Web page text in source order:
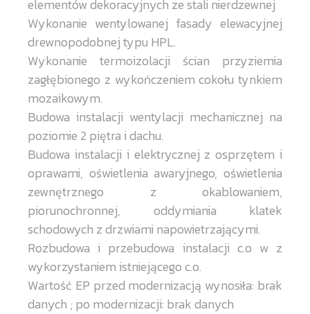
elementów dekoracyjnych ze stali nierdzewnej
Wykonanie wentylowanej fasady elewacyjnej
drewnopodobnej typu HPL.
Wykonanie termoizolacji ścian przyziemia
zagłębionego z wykończeniem cokołu tynkiem
mozaikowym.
Budowa instalacji wentylacji mechanicznej na
poziomie 2 piętra i dachu.
Budowa instalacji i elektrycznej z osprzętem i
oprawami, oświetlenia awaryjnego, oświetlenia
zewnętrznego z okablowaniem,
piorunochronnej, oddymiania klatek
schodowych z drzwiami napowietrzającymi.
Rozbudowa i przebudowa instalacji c.o w z
wykorzystaniem istniejącego c.o.
Wartość EP przed modernizacją wynosiła: brak
danych ; po modernizacji: brak danych